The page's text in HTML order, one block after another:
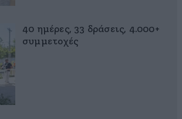
40 ημέρες, 33 δράσεις, 4.000+
συμμετοχές